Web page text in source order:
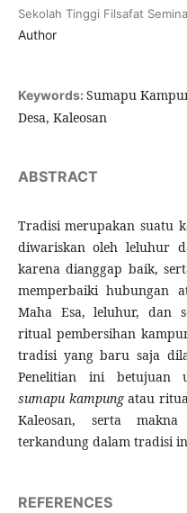
Sekolah Tinggi Filsafat
Author
Keywords: Sumapu
Desa, Kaleosan
ABSTRACT
Tradisi merupakan suatu
diwariskan oleh leluhur
karena dianggap baik,
memperbaiki hubungan
Maha Esa, leluhur, dan
ritual pembersihan
tradisi yang baru saja
Penelitian ini betujuan
sumapu kampungatau
Kaleosan, serta
terkandung dalam tradisi
REFERENCES